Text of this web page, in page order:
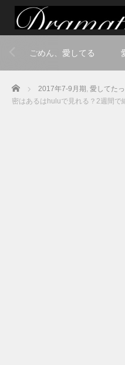
ごめん、愛してる
Home 2017年7-9月期 , 愛してた
密はあるはhuluで見れる？2週間で